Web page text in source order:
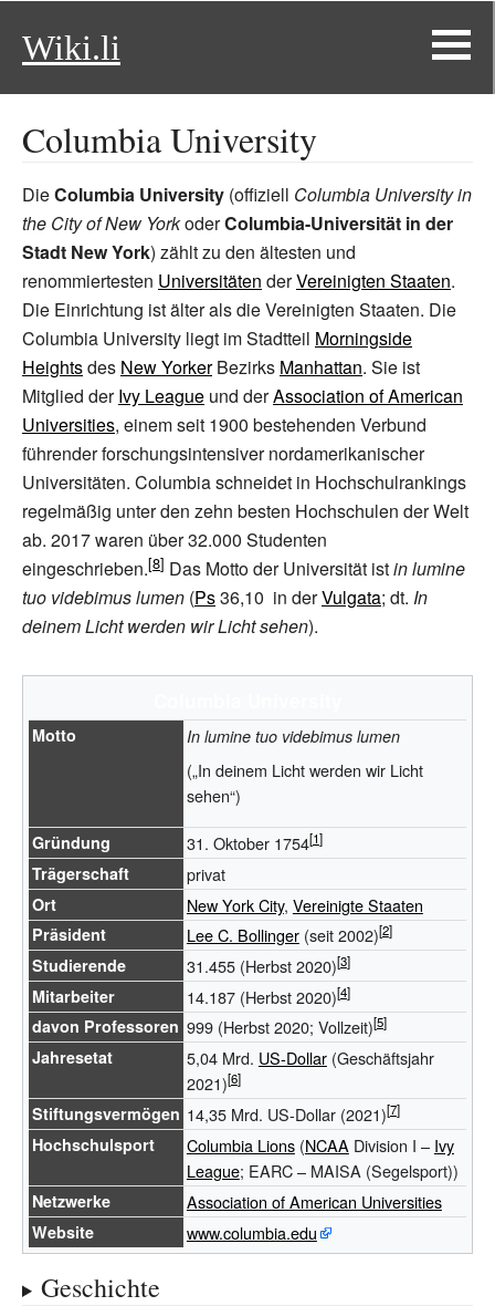
Wiki.li
Columbia University
DieColumbia University (offiziell Columbia University in
the City of New YorkoderColumbia-Universität in der
Stadt New York) zählt zu den ältesten und
renommiertesten Universitäten derVereinigten Staaten.
Die Einrichtung ist älter als die Vereinigten Staaten. Die
Columbia University liegt im Stadtteil Morningside
Heightsdes New YorkerBezirks Manhattan. Sie ist
Mitglied derIvy League und derAssociation of American
Universities, einem seit 1900 bestehenden Verbund
führender forschungsintensiver nordamerikanischer
Universitäten. Columbia schneidet in Hochschulrankings
regelmäßig unter den zehn besten Hochschulen der Welt
ab. 2017 waren über 32.000 Studenten
eingeschrieben.
Das Motto der Universität istin lumine
tuo videbimus lumen (Ps36,10 in derVulgata; dt. In
deinem Licht werden wir Licht sehen).
Motto In lumine tuo videbimus lumen
(„In deinem Licht werden wir Licht
sehen“)
Gründung 31. Oktober 1754
Trägerschaft privat
Ort New York City, Vereinigte Staaten
Präsident Lee C. Bollinger(seit 2002)
Studierende 31.455 (Herbst 2020)
Mitarbeiter 14.187 (Herbst 2020)
davon Professoren 999 (Herbst 2020; Vollzeit)
Jahresetat 5,04 Mrd. US-Dollar(Geschäftsjahr
2021)
Stiftungsvermögen 14,35 Mrd. US-Dollar (2021)
Hochschulsport Columbia Lions(NCAA Division I – Ivy
League; EARC– MAISA (Segelsport))
Netzwerke Association of American Universities
Website www.columbia.edu
Geschichte